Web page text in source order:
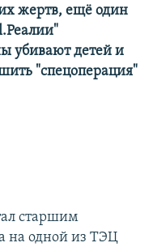
жертв, ещё один
убивают детей и
"спецоперация"
старшим
на одной из ТЭЦ